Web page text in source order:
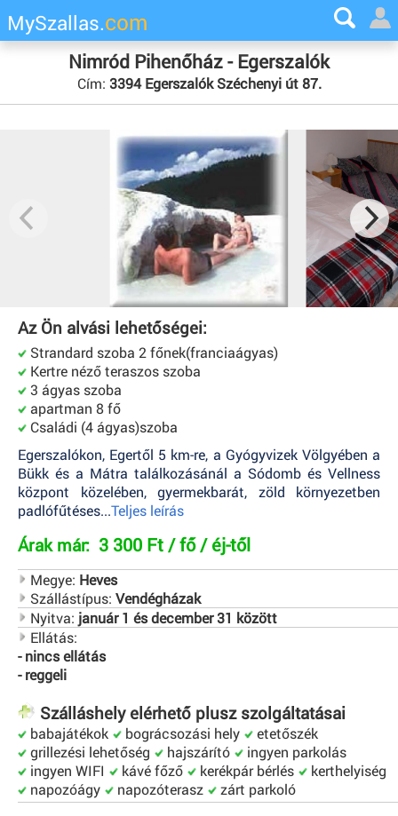
MySzallas.com
Nimród Pihenőház - Egerszalók
Cím: 3394 Egerszalók Széchenyi út 87.
Az Ön alvási lehetőségei:
Strandard szoba 2 főnek(franciaágyas)
Kertre néző teraszos szoba
3 ágyas szoba
apartman 8 fő
Családi (4 ágyas)szoba
Egerszalókon, Egertől 5 km-re, a Gyógyvizek Völgyében a
Bükk és a Mátra találkozásánál a Sódomb és Vellness
központ közelében, gyermekbarát, zöld környezetben
padlófűtéses...Teljes leírás
Árak már: 3 300 Ft / fő / éj-től
Megye: Heves
Szállástípus: Vendégházak
Nyitva: január 1 és december 31 között
Ellátás:
- nincs ellátás
- reggeli
Szálláshely elérhető plusz szolgáltatásai
babajátékok bográcsozási hely
etetőszék
grillezési lehetőség
hajszárító
ingyen parkolás
ingyen WIFI
kávé főző kerékpár bérlés
kerthelyiség
napozóágy
napozóterasz zárt parkoló